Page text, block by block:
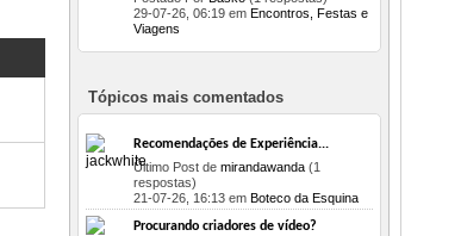
29-07-26, 06:19 em Encontros, Festas e
Viagens
Tópicos mais comentados
Recomendações de Experiência...
Último Post de mirandawanda (1
respostas)
21-07-26, 16:13 em Boteco da Esquina
Procurando criadores de vídeo?